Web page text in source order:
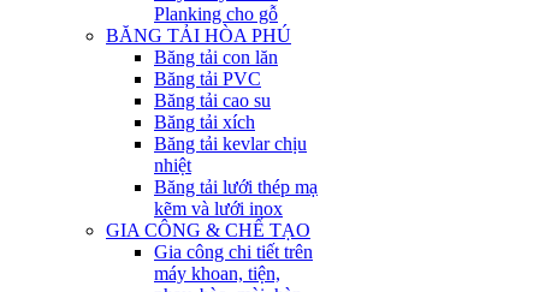
Planking cho gỗ
BĂNG TẢI HÒA PHÚ
Băng tải con lăn
Băng tải PVC
Băng tải cao su
Băng tải xích
Băng tải kevlar chịu
nhiệt
Băng tải lưới thép mạ
kẽm và lưới inox
GIA CÔNG & CHẾ TẠO
Gia công chi tiết trên
máy khoan, tiện,